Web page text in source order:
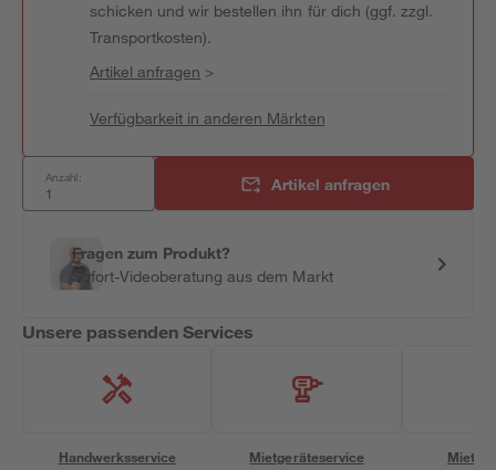
schicken und wir bestellen ihn für dich (ggf. zzgl.
Transportkosten).
Artikel anfragen >
Verfügbarkeit in anderen Märkten
Anzahl: Artikel anfragen
Fragen zum Produkt?
Sofort-Videoberatung aus dem Markt
Unsere passenden Services
Handwerksservice Mietgeräteservice